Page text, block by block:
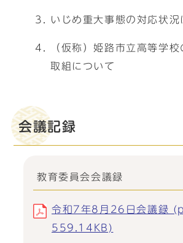
いじめ重大事態の対応状況
（仮称）姫路市立高等学
取組について
会議記録
教育委員会会議録
令和7年8月26日会議録
559.14KB)